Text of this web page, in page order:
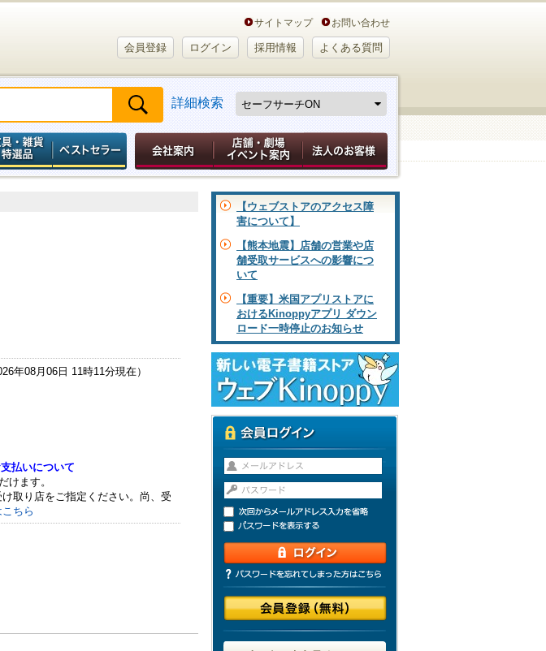
サイトマップ お問い合わせ
会員登録 ログイン 採用情報 よくある質問
詳細検索
年08月06日 11時11分現在）
払いについて
けます。
取り店をご指定ください。尚、受
ちら
【ウェブストアのアクセス障
害について】
【熊本地震】店舗の営業や店
舗受取サービスへの影響につ
いて
【重要】米国アプリストアに
おけるKinoppyアプリ ダウン
ロード一時停止のお知らせ